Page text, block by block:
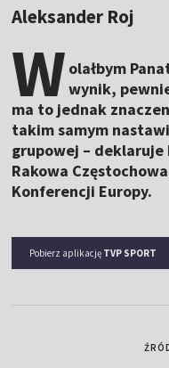
Aleksander Roj
W olałbym
wynik,
ma to jednak
takim samym
grupowej – deklaruje
Rakowa
Konferencji Europy.
Pobierz aplikację TVP SPORT